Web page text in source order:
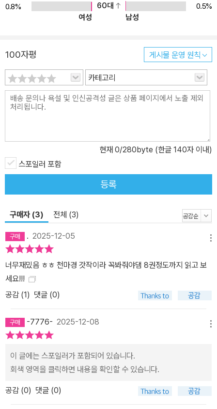
0.8%
60대
0.5%
여성
남성
100자평 게시물 운영 원칙
카테고리
현재 0/280byte (한글 140자 이내)
스포일러 포함
등록
구매자 (3) 전체 (3)
. 2025-12-05
너무재밌음 ㅎㅎ 천마경 갓작이라 꼭봐줘야댐 8권정도까지 읽고 보
세요!!!
공감 (1) 댓글 (0)
-7776- 2025-12-08
이 글에는 스포일러가 포함되어 있습니다.
회색 영역을 클릭하면 내용을 확인할 수 있습니다.
공감 (0) 댓글 (0)